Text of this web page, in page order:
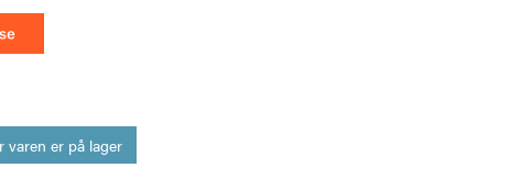
varen er på lager